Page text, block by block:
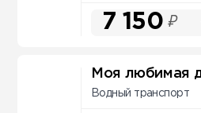
7 150 ₽
Моя любимая
Водный транспорт